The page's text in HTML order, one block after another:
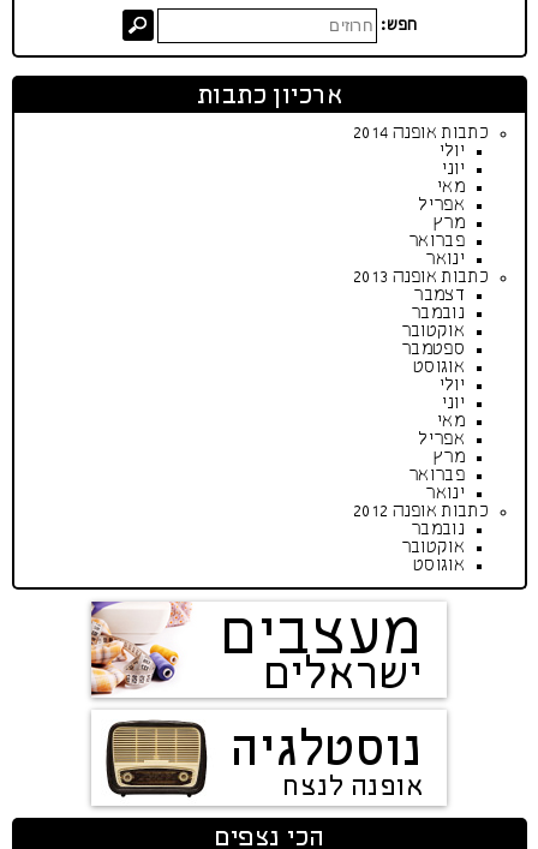
חפש:
ארכיון כתבות
כתבות אופנה 2014
יולי
יוני
מאי
אפריל
מרץ
פברואר
ינואר
כתבות אופנה 2013
דצמבר
נובמבר
אוקטובר
ספטמבר
אוגוסט
יולי
יוני
מאי
אפריל
מרץ
פברואר
ינואר
כתבות אופנה 2012
נובמבר
אוקטובר
אוגוסט
מעצבים
ישראלים
נוסטלגיה
אופנה לנצח
הכי נצפים